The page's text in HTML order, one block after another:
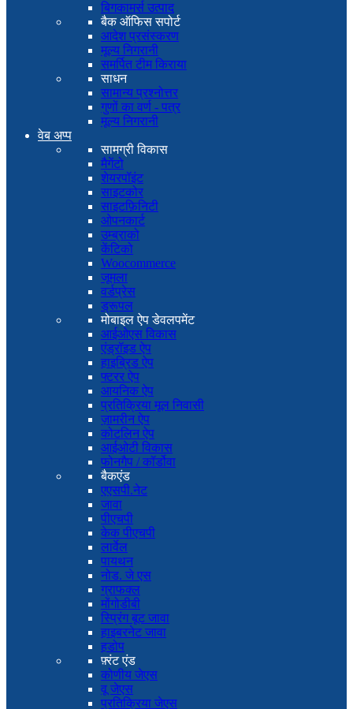
बिगकामर्स उत्पाद
बैक ऑफिस सपोर्ट
आदेश प्रसंस्करण
मूल्य निगरानी
समर्पित टीम किराया
साधन
सामान्य प्रश्नोत्तर
गुणों का वर्ण - पत्र
मूल्य निगरानी
वेब अप्प
सामग्री विकास
मैगेंटो
शेयरपॉइंट
साइटकोर
साइटफ़िनिटी
ओपनकार्ट
उम्ब्राको
केंटिको
Woocommerce
जूमला
वर्डप्रेस
ड्रूपल
मोबाइल ऐप डेवलपमेंट
आईओएस विकास
एंड्रॉइड ऐप
हाइब्रिड ऐप
फ्टरर ऐप
आयनिक ऐप
प्रतिक्रिया मूल निवासी
ज़ामरीन ऐप
कोटलिन ऐप
आईओटी विकास
फोनगैप / कॉर्डोवा
बैकएंड
एएसपी.नेट
जावा
पीएचपी
केक पीएचपी
लार्वेल
पायथन
नोड. जे एस
ग्राफक्ल
मोंगोडीबी
स्प्रिंग बूट जावा
हाइबरनेट जावा
हडोप
फ़्रंट एंड
कोणीय जेएस
वू जेएस
प्रतिक्रिया जेएस